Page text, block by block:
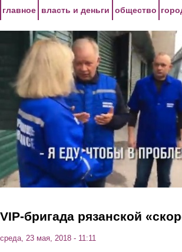
главное власть и деньги общество
VIP-бригада рязанской
среда, 23 мая, 2018 - 11:11